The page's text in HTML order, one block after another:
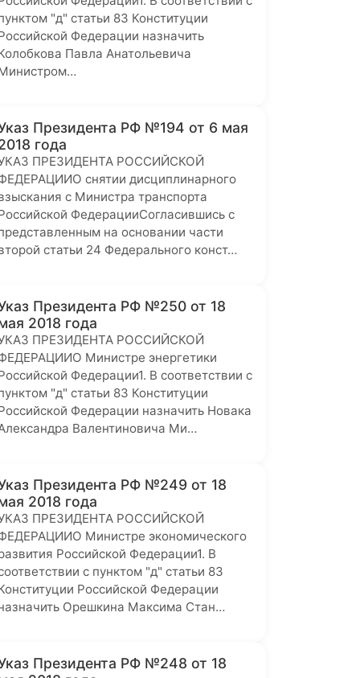
"д" статьи 83 Конституции
Федерации назначить
Павла Анатольевича
Президента РФ №194 от 6 мая
года
ПРЕЗИДЕНТА РОССИЙСКОЙ
снятии дисциплинарного
с Министра транспорта
ФедерацииСогласившись с
на основании части
статьи 24 Федерального конст…
Президента РФ №250 от 18
2018 года
ПРЕЗИДЕНТА РОССИЙСКОЙ
Министре энергетики
Федерации1. В соответствии с
"д" статьи 83 Конституции
Федерации назначить Новака
Валентиновича Ми…
Президента РФ №249 от 18
2018 года
ПРЕЗИДЕНТА РОССИЙСКОЙ
Министре экономического
Российской Федерации1. В
с пунктом "д" статьи 83
Российской Федерации
Орешкина Максима Стан…
Президента РФ №248 от 18